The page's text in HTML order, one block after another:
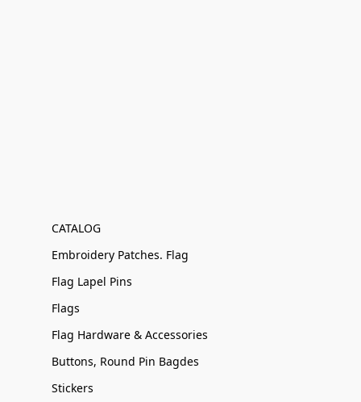
CATALOG
Embroidery Patches. Flag
Flag Lapel Pins
Flags
Flag Hardware & Accessories
Buttons, Round Pin Bagdes
Stickers